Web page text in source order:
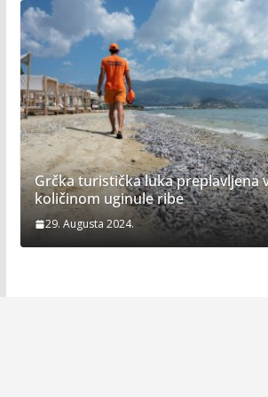
Grčka turistička luka preplavljena
količinom uginule ribe
29. Augusta 2024.